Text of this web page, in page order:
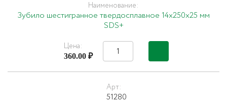
Наименование:
Зубило шестигранное твердосплавное 14х250х25 мм
SDS+
Цена:
360.00 ₽
Арт:
51280